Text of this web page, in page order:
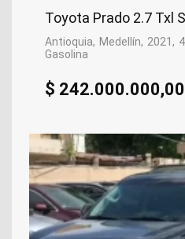
Toyota Prado 2.7 Txl
Antioquia Medellín 2021
Gasolina
$ 242.000.000,00